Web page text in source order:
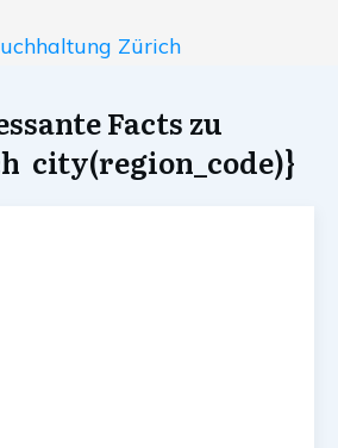
Zürich
Facts zu
city(region_code)}